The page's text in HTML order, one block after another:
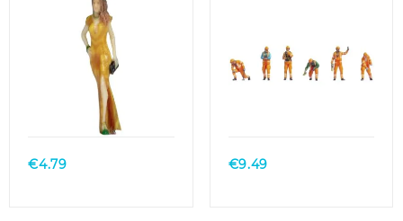
Geverfd, Staand
€4.79 €9.49